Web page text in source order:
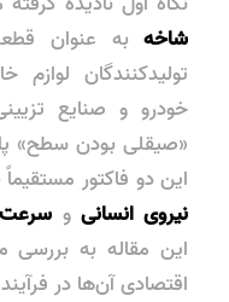
شاخهبه عنوان
تولیدکنندگان
خودرو و صنایع
«صیقلی بودن سطح»
این دو فاکتور
نیروی انسانیو سرعت
این مقاله به بررسی
اقتصادی آن‌ها در